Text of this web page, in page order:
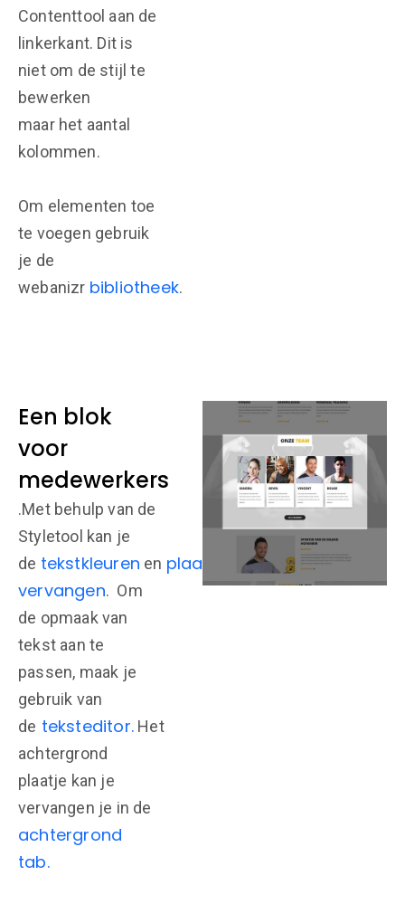
Contenttool aan de
linkerkant. Dit is
niet om de stijl te
bewerken
maar het aantal
kolommen.
Om elementen toe
te voegen gebruik
je de
webanizr bibliotheek.
Een blok
voor
medewerkers
.Met behulp van de
Styletool kan je
de tekstkleuren en plaatjes
vervangen. Om
de opmaak van
tekst aan te
passen, maak je
gebruik van
de teksteditor. Het
achtergrond
plaatje kan je
vervangen je in de
achtergrond
tab.